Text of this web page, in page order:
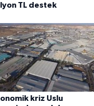
TL destek
kriz Uslu